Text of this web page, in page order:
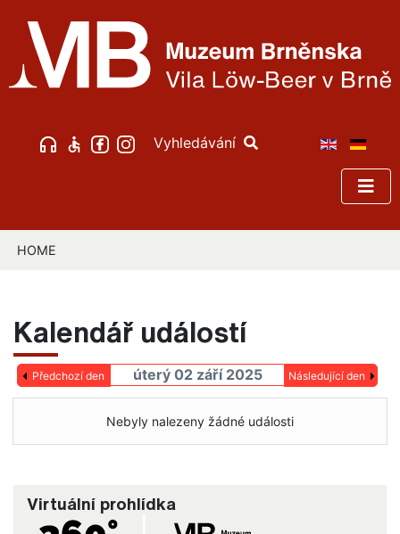
Vyhledávání
HOME
Kalendář událostí
Předchozí den úterý 02 září 2025 Následující den
Nebyly nalezeny žádné události
Virtuální prohlídka